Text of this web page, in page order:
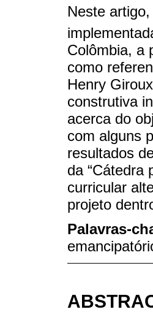
Neste
Colômbia, a
como
Henry
construtiva
acerca do
com alguns
resultados
da “Cátedra
curricular
projeto
Palavras-